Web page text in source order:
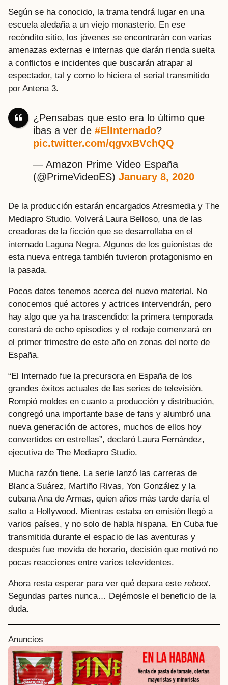
Según se ha conocido, la trama tendrá lugar en una
escuela aledaña a un viejo monasterio. En ese
recóndito sitio, los jóvenes se encontrarán con varias
amenazas externas e internas que darán rienda suelta
a conflictos e incidentes que buscarán atrapar al
espectador, tal y como lo hiciera el serial transmitido
por Antena 3.
¿Pensabas que esto era lo último que
ibas a ver de #ElInternado?
pic.twitter.com/qgvxBVchQQ
— Amazon Prime Video España
(@PrimeVideoES) January 8, 2020
De la producción estarán encargados Atresmedia y The
Mediapro Studio. Volverá Laura Belloso, una de las
creadoras de la ficción que se desarrollaba en el
internado Laguna Negra. Algunos de los guionistas de
esta nueva entrega también tuvieron protagonismo en
la pasada.
Pocos datos tenemos acerca del nuevo material. No
conocemos qué actores y actrices intervendrán, pero
hay algo que ya ha trascendido: la primera temporada
constará de ocho episodios y el rodaje comenzará en
el primer trimestre de este año en zonas del norte de
España.
“El Internado fue la precursora en España de los
grandes éxitos actuales de las series de televisión.
Rompió moldes en cuanto a producción y distribución,
congregó una importante base de fans y alumbró una
nueva generación de actores, muchos de ellos hoy
convertidos en estrellas”, declaró Laura Fernández,
ejecutiva de The Mediapro Studio.
Mucha razón tiene. La serie lanzó las carreras de
Blanca Suárez, Martiño Rivas, Yon González y la
cubana Ana de Armas, quien años más tarde daría el
salto a Hollywood. Mientras estaba en emisión llegó a
varios países, y no solo de habla hispana. En Cuba fue
transmitida durante el espacio de las aventuras y
después fue movida de horario, decisión que motivó no
pocas reacciones entre varios televidentes.
Ahora resta esperar para ver qué depara este reboot.
Segundas partes nunca… Dejémosle el beneficio de la
duda.
Anuncios